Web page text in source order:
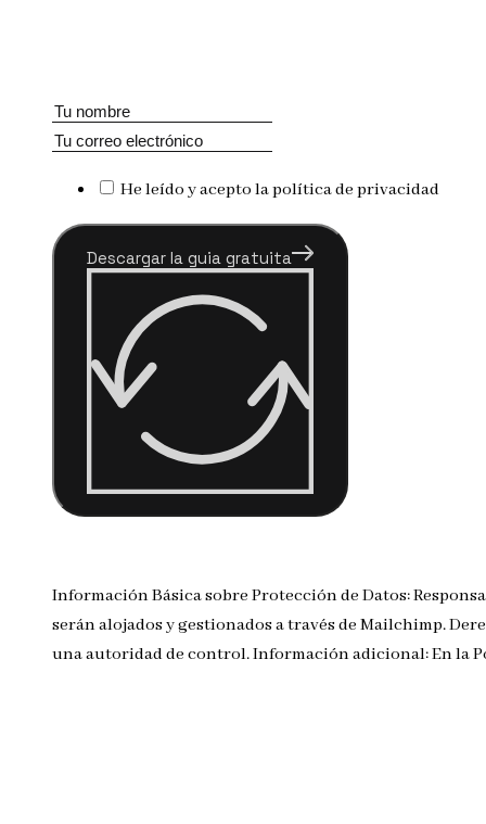
He leído y acepto la política de privacidad
Descargar la guia gratuita
Información Básica sobre Protección de Datos:
serán alojados y gestionados a través de Mailchimp.
una autoridad de control. Información adicional: En la